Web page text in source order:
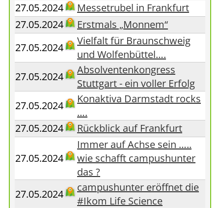
27.05.2024
Messetrubel in Frankfurt
27.05.2024
Erstmals „Monnem“
27.05.2024
Vielfalt für Braunschweig
und Wolfenbüttel….
27.05.2024
Absolventenkongress
Stuttgart - ein voller Erfolg
27.05.2024
Konaktiva Darmstadt rocks
….
27.05.2024
Rückblick auf Frankfurt
27.05.2024
Immer auf Achse sein …..
wie schafft campushunter
das ?
27.05.2024
campushunter eröffnet die
#Ikom Life Science